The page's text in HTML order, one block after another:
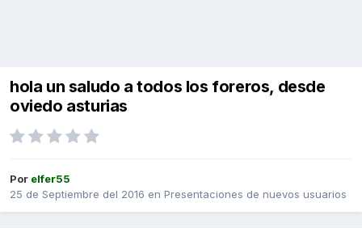
hola un saludo a todos los foreros, desde
oviedo asturias
Por elfer55
25 de Septiembre del 2016 en Presentaciones de nuevos usuarios